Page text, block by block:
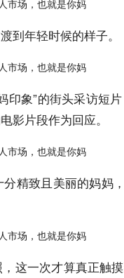
到年轻时候的样子。
印象”的街头采访短
影片段作为回应。
精致且美丽的妈妈
这一次才算真正触